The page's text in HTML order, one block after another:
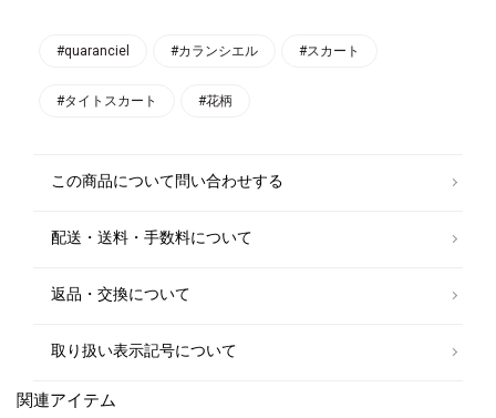
●素材
●コーディネート
生地の厚み：中間
伸縮性：無
光沢感：無
-------------------------------------
身長:162cm/体型:普通/普段サイズ:Ｍ/着用サイズ:ONE SIZE
サイズ感：全体的にすっきりとしたサイズ感。
#quaranciel #カランシエル #スカート
#タイトスカート #花柄
この商品について問い合わせする
配送・送料・手数料について
返品・交換について
取り扱い表示記号について
関連アイテム